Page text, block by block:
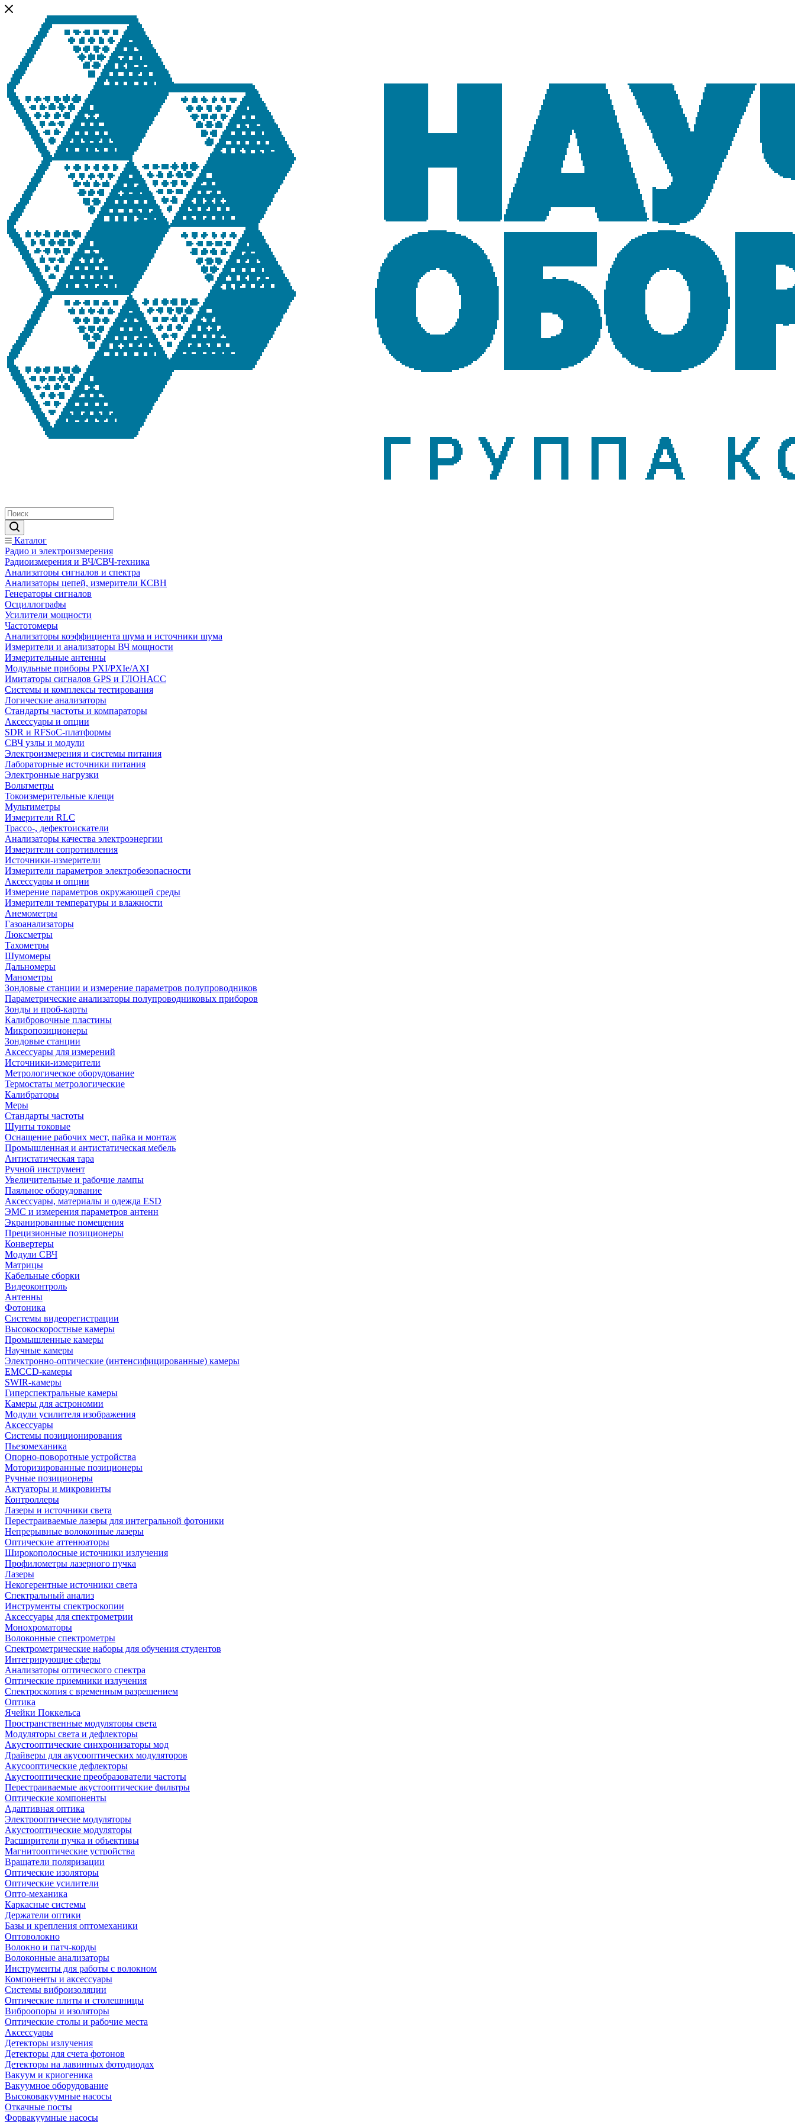
Каталог
Радио и электроизмерения
Радиоизмерения и ВЧ/СВЧ-техника
Анализаторы сигналов и спектра
Анализаторы цепей, измерители КСВН
Генераторы сигналов
Осциллографы
Усилители мощности
Частотомеры
Анализаторы коэффициента шума и источники шума
Измерители и анализаторы ВЧ мощности
Измерительные антенны
Модульные приборы PXI/PXIe/AXI
Имитаторы сигналов GPS и ГЛОНАСС
Системы и комплексы тестирования
Логические анализаторы
Стандарты частоты и компараторы
Аксессуары и опции
SDR и RFSoC‑платформы
СВЧ узлы и модули
Электроизмерения и системы питания
Лабораторные источники питания
Электронные нагрузки
Вольтметры
Токоизмерительные клещи
Мультиметры
Измерители RLC
Трассо-, дефектоискатели
Анализаторы качества электроэнергии
Измерители сопротивления
Источники-измерители
Измерители параметров электробезопасности
Аксессуары и опции
Измерение параметров окружающей среды
Измерители температуры и влажности
Анемометры
Газоанализаторы
Люксметры
Тахометры
Шумомеры
Дальномеры
Манометры
Зондовые станции и измерение параметров полупроводников
Параметрические анализаторы полупроводниковых приборов
Зонды и проб-карты
Калибровочные пластины
Микропозиционеры
Зондовые станции
Аксессуары для измерений
Источники-измерители
Метрологическое оборудование
Термостаты метрологические
Калибраторы
Меры
Стандарты частоты
Шунты токовые
Оснащение рабочих мест, пайка и монтаж
Промышленная и антистатическая мебель
Антистатическая тара
Ручной инструмент
Увеличительные и рабочие лампы
Паяльное оборудование
Аксессуары, материалы и одежда ESD
ЭМС и измерения параметров антенн
Экранированные помещения
Прецизионные позиционеры
Конвертеры
Модули СВЧ
Матрицы
Кабельные сборки
Видеоконтроль
Антенны
Фотоника
Cистемы видеорегистрации
Высокоскоростные камеры
Промышленные камеры
Научные камеры
Электронно-оптические (интенсифицированные) камеры
EMCCD-камеры
SWIR-камеры
Гиперспектральные камеры
Камеры для астрономии
Модули усилителя изображения
Аксессуары
Системы позиционирования
Пьезомеханика
Опорно-поворотные устройства
Моторизированные позиционеры
Ручные позиционеры
Актуаторы и микровинты
Контроллеры
Лазеры и источники света
Перестраиваемые лазеры для интегральной фотоники
Непрерывные волоконные лазеры
Оптические аттенюаторы
Широкополосные источники излучения
Профилометры лазерного пучка
Лазеры
Некогерентные источники света
Спектральный анализ
Инструменты спектроскопии
Аксессуары для спектрометрии
Монохроматоры
Волоконные спектрометры
Спектрометрические наборы для обучения студентов
Интегрирующие сферы
Анализаторы оптического спектра
Оптические приемники излучения
Спектроскопия с временным разрешением
Оптика
Ячейки Поккельса
Пространственные модуляторы света
Модуляторы света и дефлекторы
Акустооптические синхронизаторы мод
Драйверы для акусооптических модуляторов
Акусооптические дефлекторы
Акустооптические преобразователи частоты
Перестраиваемые акустооптические фильтры
Оптические компоненты
Адаптивная оптика
Электрооптичесие модуляторы
Акустооптические модуляторы
Расширители пучка и объективы
Магнитооптические устройства
Вращатели поляризации
Оптические изоляторы
Оптические усилители
Опто-механика
Каркасные системы
Держатели оптики
Базы и крепления оптомеханики
Оптоволокно
Волокно и патч-корды
Волоконные анализаторы
Инструменты для работы с волокном
Компоненты и аксессуары
Системы виброизоляции
Оптические плиты и столешницы
Виброопоры и изоляторы
Оптические столы и рабочие места
Аксессуары
Детекторы излучения
Детекторы для счета фотонов
Детекторы на лавинных фотодиодах
Вакуум и криогеника
Вакуумное оборудование
Высоковакуумные насосы
Откачные посты
Форвакуумные насосы